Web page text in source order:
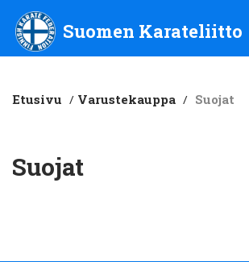
Suomen Karateliitto ry
Suomen Karateliitto
Etusivu / Varustekauppa / Suojat
Suojat